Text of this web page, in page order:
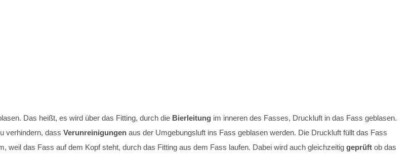
Das heißt, es wird über das Fitting, durch die Bierleitung im inneren des Fasses, Druckluft in das Fass geblasen.
verhindern, dass Verunreinigungen aus der Umgebungsluft ins Fass geblasen werden. Die Druckluft füllt das Fass
weil das Fass auf dem Kopf steht, durch das Fitting aus dem Fass laufen. Dabei wird auch gleichzeitig geprüft ob das